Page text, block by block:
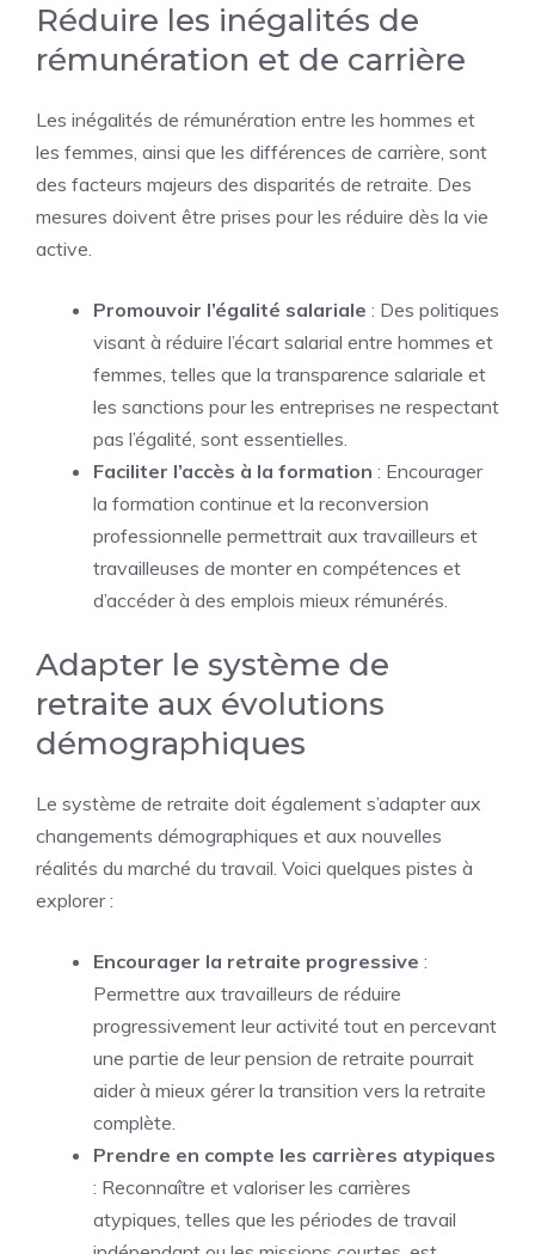
Réduire les inégalités de
rémunération et de carrière
Les inégalités de rémunération entre les hommes et
les femmes, ainsi que les différences de carrière, sont
des facteurs majeurs des disparités de retraite. Des
mesures doivent être prises pour les réduire dès la vie
active.
Promouvoir l’égalité salariale : Des politiques
visant à réduire l’écart salarial entre hommes et
femmes, telles que la transparence salariale et
les sanctions pour les entreprises ne respectant
pas l’égalité, sont essentielles.
Faciliter l’accès à la formation : Encourager
la formation continue et la reconversion
professionnelle permettrait aux travailleurs et
travailleuses de monter en compétences et
d’accéder à des emplois mieux rémunérés.
Adapter le système de
retraite aux évolutions
démographiques
Le système de retraite doit également s’adapter aux
changements démographiques et aux nouvelles
réalités du marché du travail. Voici quelques pistes à
explorer :
Encourager la retraite progressive :
Permettre aux travailleurs de réduire
progressivement leur activité tout en percevant
une partie de leur pension de retraite pourrait
aider à mieux gérer la transition vers la retraite
complète.
Prendre en compte les carrières atypiques
: Reconnaître et valoriser les carrières
atypiques, telles que les périodes de travail